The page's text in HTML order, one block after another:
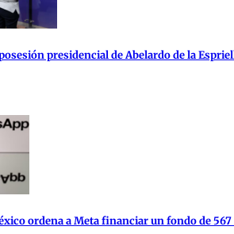
presidencial de Abelardo de la
ordena a Meta financiar un fondo de